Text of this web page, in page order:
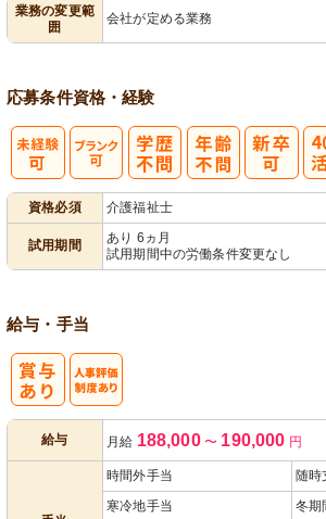
業務の変更範
囲
会社が定める業務
応募条件資格・経験
資格必須 介護福祉士
試用期間
あり 6ヵ月
試用期間中の労働条件変更なし
給与・手当
給与 月給 188,000 〜 190,000 円
時間外手当
随時
寒冷地手当
冬期